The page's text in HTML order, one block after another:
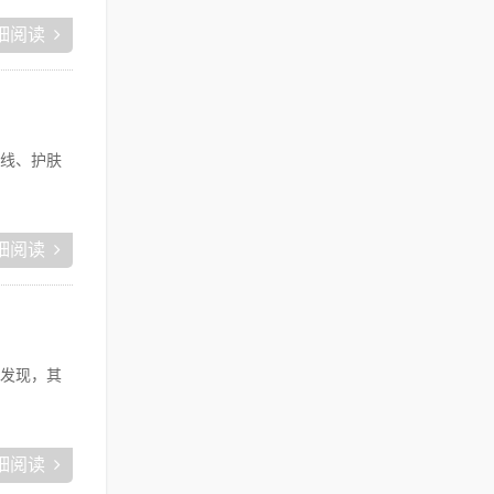
阅读
、护肤
阅读
现，其
阅读